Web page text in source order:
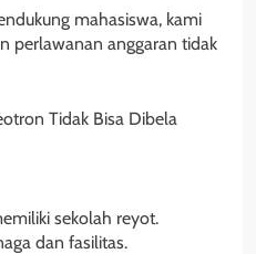
mahasiswa, kami
perlawanan anggaran tidak
Tidak Bisa Dibela
sekolah reyot.
dan fasilitas.